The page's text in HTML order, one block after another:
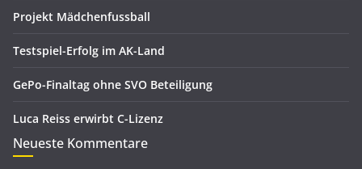
Projekt Mädchenfussball
Testspiel-Erfolg im AK-Land
GePo-Finaltag ohne SVO Beteiligung
Luca Reiss erwirbt C-Lizenz
Neueste Kommentare